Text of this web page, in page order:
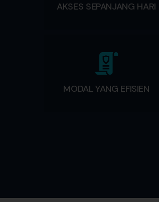
AKSES SEPANJANG HARI
MODAL YANG EFISIEN